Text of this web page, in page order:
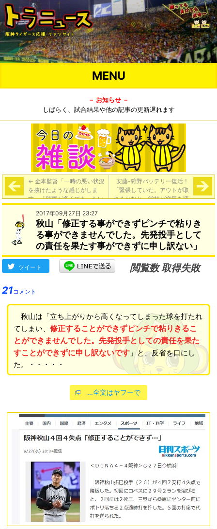
MENU
－ お知らせ －
しばらく、試合結果や他の記事の更新遅れます
← 金本監督「一時の悪い状況
を抜けたような感じがしま
す」「残塁が多くてもったい
ないところもあるんだけど、
きょうは選手を褒めたいです
ね」
安藤-狩野バッテリー復活！
「緊張していた。アウトが取
れるかなと。堂林が空気を読
んでくれて良かった」捕手狩
いな」 →
2017年09月27日 23:27
秋山「修正する事ができずピンチで粘りき
る事ができませんでした。先発投手として
の責任を果たす事ができずに申し訳ない」
ツイート
閲覧数 取得失敗
21コメント
秋山は「立ち上がりから高くなってしまった球を打たれ
てしまい、 修正することができずピンチで粘りきるこ
とができませんでした。先発投手としての責任を果た
すことができずに申し訳ないです」と、反省を口にし
た。・・・・・
…全文はヤフーで